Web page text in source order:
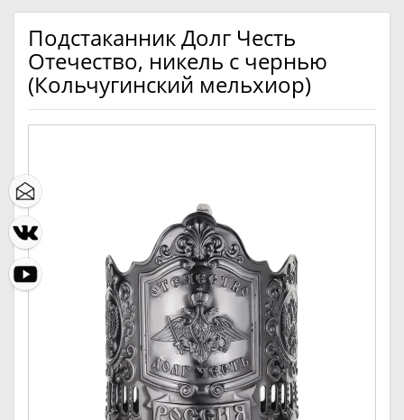
Подстаканник Долг Честь
Отечество, никель с чернью
(Кольчугинский мельхиор)